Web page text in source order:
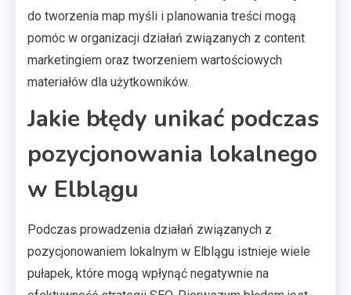
do tworzenia map myśli i planowania treści mogą
pomóc w organizacji działań związanych z content
marketingiem oraz tworzeniem wartościowych
materiałów dla użytkowników.
Jakie błędy unikać podczas
pozycjonowania lokalnego
w Elblągu
Podczas prowadzenia działań związanych z
pozycjonowaniem lokalnym w Elblągu istnieje wiele
pułapek, które mogą wpłynąć negatywnie na